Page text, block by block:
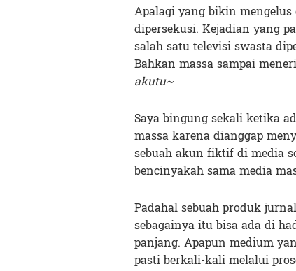
Apalagi yang bikin
dipersekusi. Kejadian yang
salah satu televisi swasta
Bahkan massa sampai
akutu~
Saya bingung sekali ketika
massa karena dianggap
sebuah akun fiktif di media
bencinyakah sama media
Padahal sebuah produk
sebagainya itu bisa ada di
panjang. Apapun medium
pasti berkali-kali melalui